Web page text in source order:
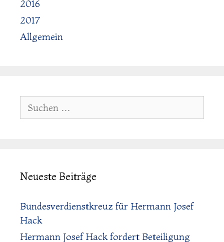
2016
2017
Allgemein
Suchen:
Neueste Beiträge
Bundesverdienstkreuz für Hermann Josef
Hack
Hermann Josef Hack fordert Beteiligung